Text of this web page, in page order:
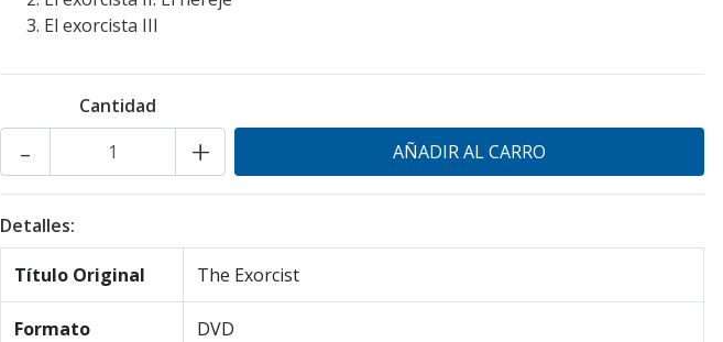
El exorcista III
Cantidad
+
-
Detalles:
Título Original The Exorcist
Formato DVD